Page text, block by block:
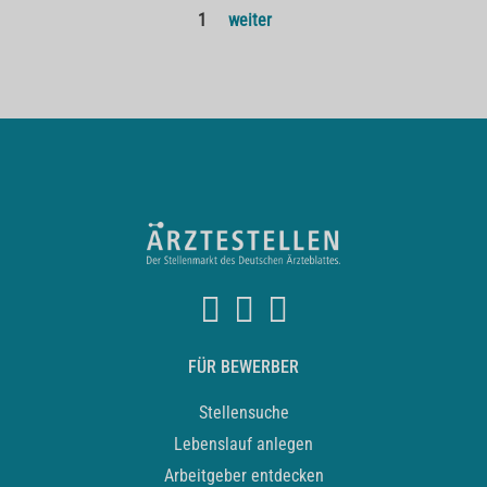
1 weiter
FÜR BEWERBER
Stellensuche
Lebenslauf anlegen
Arbeitgeber entdecken